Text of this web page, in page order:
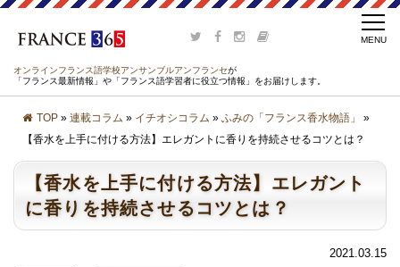
オンラインフランス語学校アンサンブルアンフランセが
「フランス最新情報」や「フランス語学習者に役立つ情報」をお届けします。
TOP » 連載コラム » イチオシコラム » ふみの「フランス香水物語」
»
【香水を上手に付ける方法】エレガントに香りを持続させるコツとは？
【香水を上手に付ける方法】エレガント
に香りを持続させるコツとは？
2021.03.15